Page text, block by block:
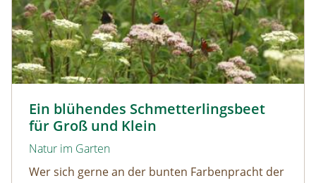
Ein blühendes Schmetterlingsbeet
für Groß und Klein
Natur im Garten
Wer sich gerne an der bunten Farbenpracht der